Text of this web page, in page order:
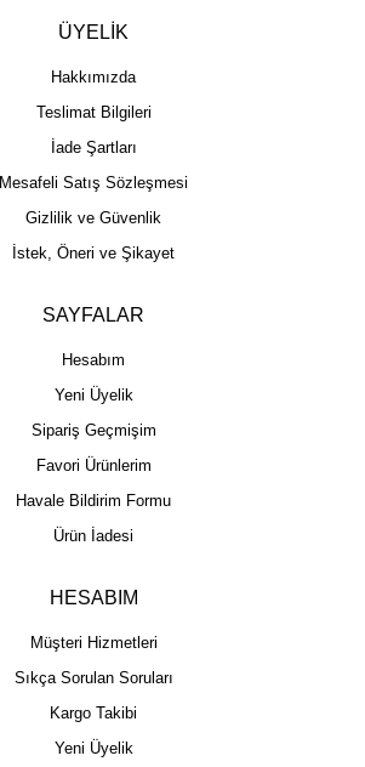
ÜYELİK
Hakkımızda
Teslimat Bilgileri
İade Şartları
Mesafeli Satış Sözleşmesi
Gizlilik ve Güvenlik
İstek, Öneri ve Şikayet
SAYFALAR
Hesabım
Yeni Üyelik
Sipariş Geçmişim
Favori Ürünlerim
Havale Bildirim Formu
Ürün İadesi
HESABIM
Müşteri Hizmetleri
Sıkça Sorulan Soruları
Kargo Takibi
Yeni Üyelik